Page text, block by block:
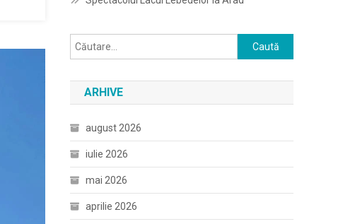
Caută
după:
ARHIVE
august 2026
iulie 2026
mai 2026
aprilie 2026